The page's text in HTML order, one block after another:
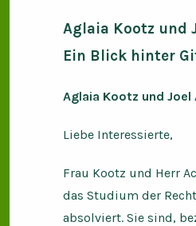
Aglaia Kootz und
Ein Blick hinter
Aglaia Kootz und Joel
Liebe Interessierte,
Frau Kootz und Herr
das Studium der
absolviert. Sie sind,